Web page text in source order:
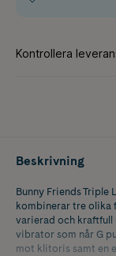
Beskrivning
Bunny Friends
kombinerar tre olika
varierad och kraftfull
vibrator som når G
mot klitoris samt en